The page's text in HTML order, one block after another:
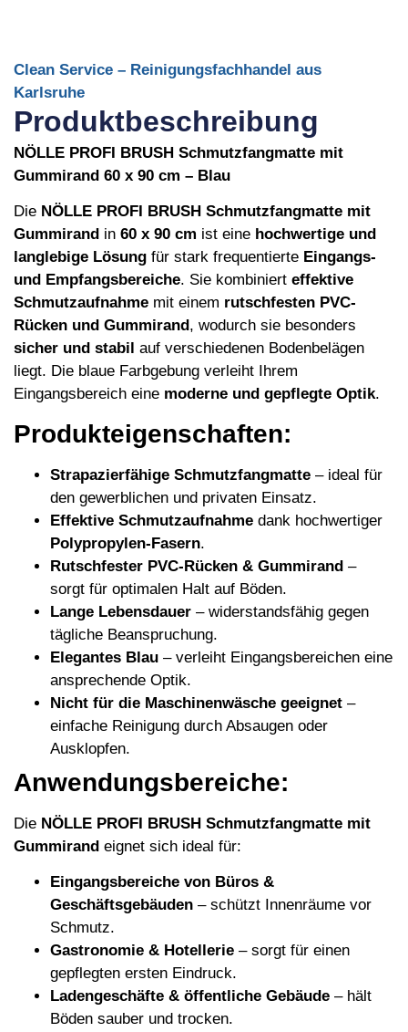
Clean Service – Reinigungsfachhandel aus
Karlsruhe
Produktbeschreibung
NÖLLE PROFI BRUSH Schmutzfangmatte mit
Gummirand 60 x 90 cm – Blau
Die NÖLLE PROFI BRUSH Schmutzfangmatte mit
Gummirand in 60 x 90 cm ist eine hochwertige und
langlebige Lösung für stark frequentierte Eingangs-
und Empfangsbereiche. Sie kombiniert effektive
Schmutzaufnahme mit einem rutschfesten PVC-
Rücken und Gummirand , wodurch sie besonders
sicher und stabil auf verschiedenen Bodenbelägen
liegt. Die blaue Farbgebung verleiht Ihrem
Eingangsbereich eine moderne und gepflegte Optik.
Produkteigenschaften:
Strapazierfähige Schmutzfangmatte – ideal für
den gewerblichen und privaten Einsatz.
Effektive Schmutzaufnahme dank hochwertiger
Polypropylen-Fasern.
Rutschfester PVC-Rücken & Gummirand –
sorgt für optimalen Halt auf Böden.
Lange Lebensdauer – widerstandsfähig gegen
tägliche Beanspruchung.
Elegantes Blau – verleiht Eingangsbereichen eine
ansprechende Optik.
Nicht für die Maschinenwäsche geeignet –
einfache Reinigung durch Absaugen oder
Ausklopfen.
Anwendungsbereiche:
Die NÖLLE PROFI BRUSH Schmutzfangmatte mit
Gummirand eignet sich ideal für:
Eingangsbereiche von Büros &
Geschäftsgebäuden – schützt Innenräume vor
Schmutz.
Gastronomie & Hotellerie – sorgt für einen
gepflegten ersten Eindruck.
Ladengeschäfte & öffentliche Gebäude – hält
Böden sauber und trocken.